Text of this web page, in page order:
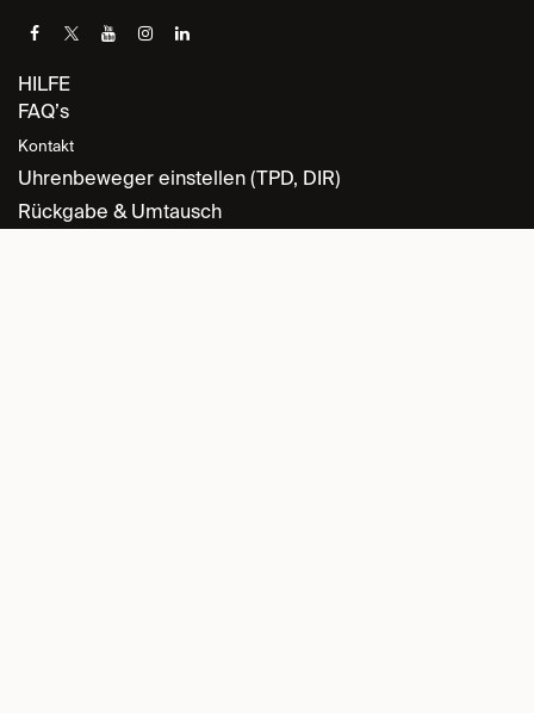
HILFE
FAQ’s
Kontakt
Uhrenbeweger einstellen (TPD, DIR)
Rückgabe & Umtausch